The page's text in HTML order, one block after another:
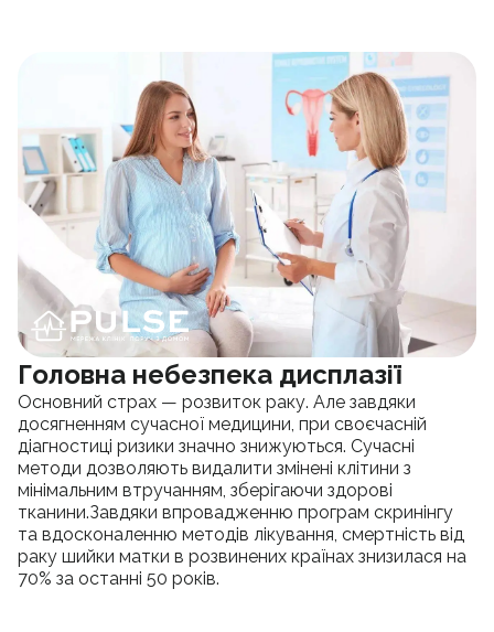
Головна небезпека дисплазії
Основний страх — розвиток раку. Але завдяки
досягненням сучасної медицини, при своєчасній
діагностиці ризики значно знижуються. Сучасні
методи дозволяють видалити змінені клітини з
мінімальним втручанням, зберігаючи здорові
тканини.Завдяки впровадженню програм скринінгу
та вдосконаленню методів лікування, смертність від
раку шийки матки в розвинених країнах знизилася на
70% за останні 50 років.